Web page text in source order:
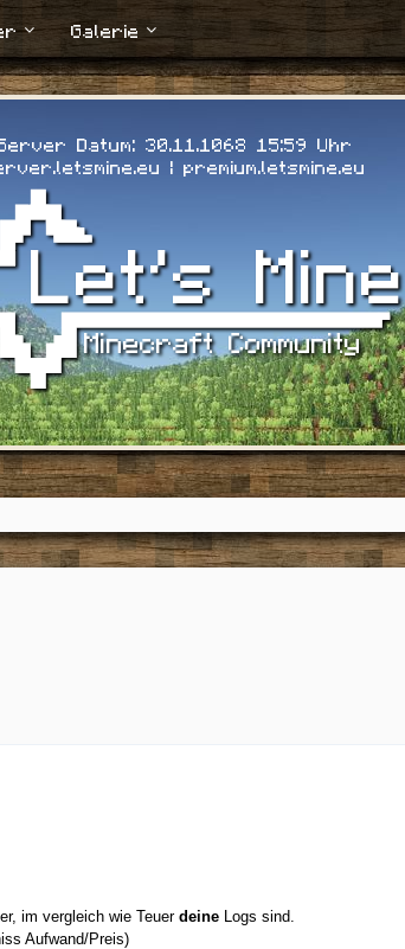
Galerie
Datum: 30.11.1068 16:01 Uhr
| premium.letsmine.eu
im vergleich wie Teuer deine Logs sind.
Aufwand/Preis)